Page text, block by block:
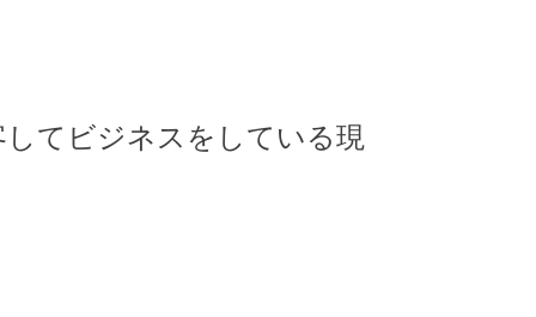
てビジネスをしている現